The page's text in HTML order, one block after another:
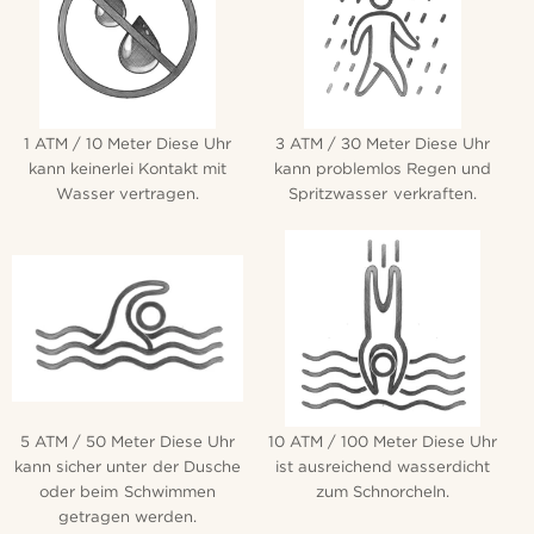
1 ATM / 10 Meter Diese Uhr
kann keinerlei Kontakt mit
Wasser vertragen.
3 ATM / 30 Meter Diese Uhr
kann problemlos Regen und
Spritzwasser verkraften.
5 ATM / 50 Meter Diese Uhr
kann sicher unter der Dusche
oder beim Schwimmen
getragen werden.
10 ATM / 100 Meter Diese Uhr
ist ausreichend wasserdicht
zum Schnorcheln.